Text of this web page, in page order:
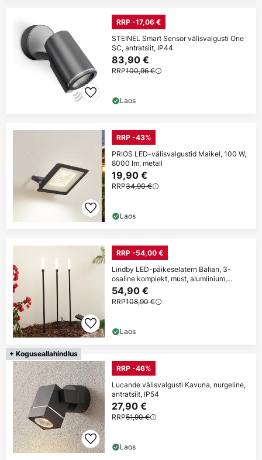
RRP -17,06 €
STEINEL Smart Sensor välisvalgusti One
SC, antratsiit, IP44
83,90 €
RRP100,96 €
Laos
RRP -43%
PRIOS LED-välisvalgustid Maikel, 100 W,
8000 lm, metall
19,90 €
RRP34,90 €
Laos
RRP -54,00 €
Lindby LED-päikeselatern Balian, 3-
osaline komplekt, must, alumiinium,
3000K
54,90 €
RRP108,90 €
Laos
+ Koguseallahindlus
RRP -46%
Lucande välisvalgusti Kavuna, nurgeline,
antratsiit, IP54
27,90 €
RRP51,90 €
Laos